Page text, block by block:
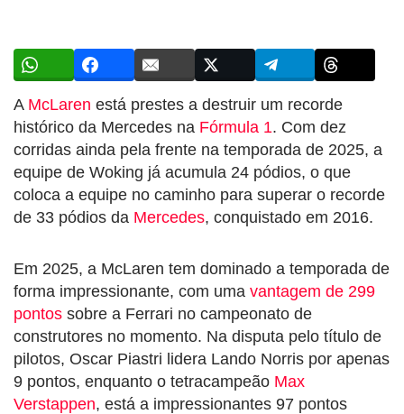
A McLaren está prestes a destruir um recorde
histórico da Mercedes na Fórmula 1. Com dez
corridas ainda pela frente na temporada de 2025, a
equipe de Woking já acumula 24 pódios, o que
coloca a equipe no caminho para superar o recorde
de 33 pódios da Mercedes, conquistado em 2016.
Em 2025, a McLaren tem dominado a temporada de
forma impressionante, com uma vantagem de 299
pontos sobre a Ferrari no campeonato de
construtores no momento. Na disputa pelo título de
pilotos, Oscar Piastri lidera Lando Norris por apenas
9 pontos, enquanto o tetracampeão Max
Verstappen, está a impressionantes 97 pontos